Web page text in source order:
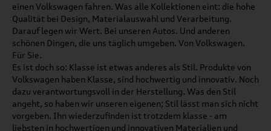
einen Volkswagen fahren. Was alle Kollektionen eint: die hohe
Qualität bei Design, Materialauswahl und Verarbeitung.
Darauf legen wir Wert. Bei unseren Autos. Und anderen
schönen Dingen, die uns täglich umgeben. Von Volkswagen.
Für Sie.
Es ist doch so: Klasse ist etwas anderes als Stil. Produkte von
Volkswagen haben Klasse, sind hochwertig und innovativ. Noch
dazu verantwortungsvoll in der Herstellung. Was den Stil
angeht, so haben wir unseren eigenen; Stil lässt man sich nicht
vorgeben. Ihn wiederzufinden ist trotzdem klasse - am
liebsten in hochwertigen und innovativen Materialien und